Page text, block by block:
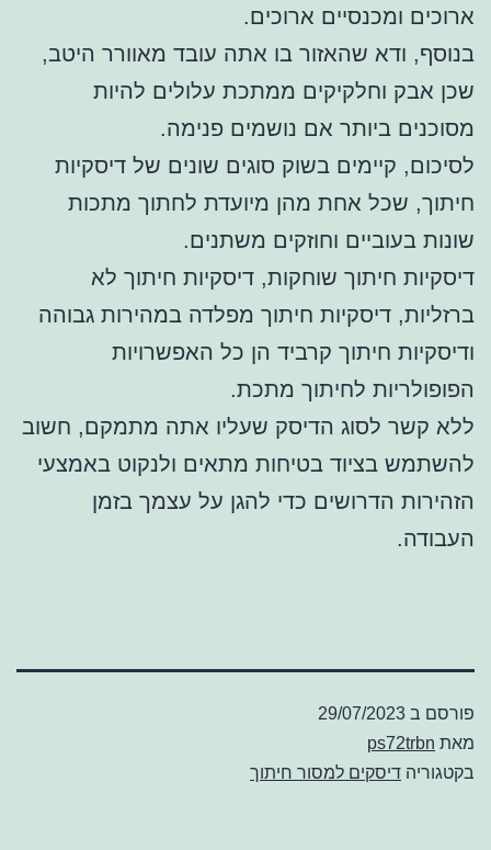
ארוכים ומכנסיים ארוכים.
בנוסף, ודא שהאזור בו אתה עובד מאוורר היטב,
שכן אבק וחלקיקים ממתכת עלולים להיות
מסוכנים ביותר אם נושמים פנימה.
לסיכום, קיימים בשוק סוגים שונים של דיסקיות
חיתוך, שכל אחת מהן מיועדת לחתוך מתכות
שונות בעוביים וחוזקים משתנים.
דיסקיות חיתוך שוחקות, דיסקיות חיתוך לא
ברזליות, דיסקיות חיתוך מפלדה במהירות גבוהה
ודיסקיות חיתוך קרביד הן כל האפשרויות
הפופולריות לחיתוך מתכת.
ללא קשר לסוג הדיסק שעליו אתה מתמקם, חשוב
להשתמש בציוד בטיחות מתאים ולנקוט באמצעי
הזהירות הדרושים כדי להגן על עצמך בזמן
העבודה.
פורסם ב 29/07/2023
מאת ps72trbn
בקטגוריה דיסקים למסור חיתוך